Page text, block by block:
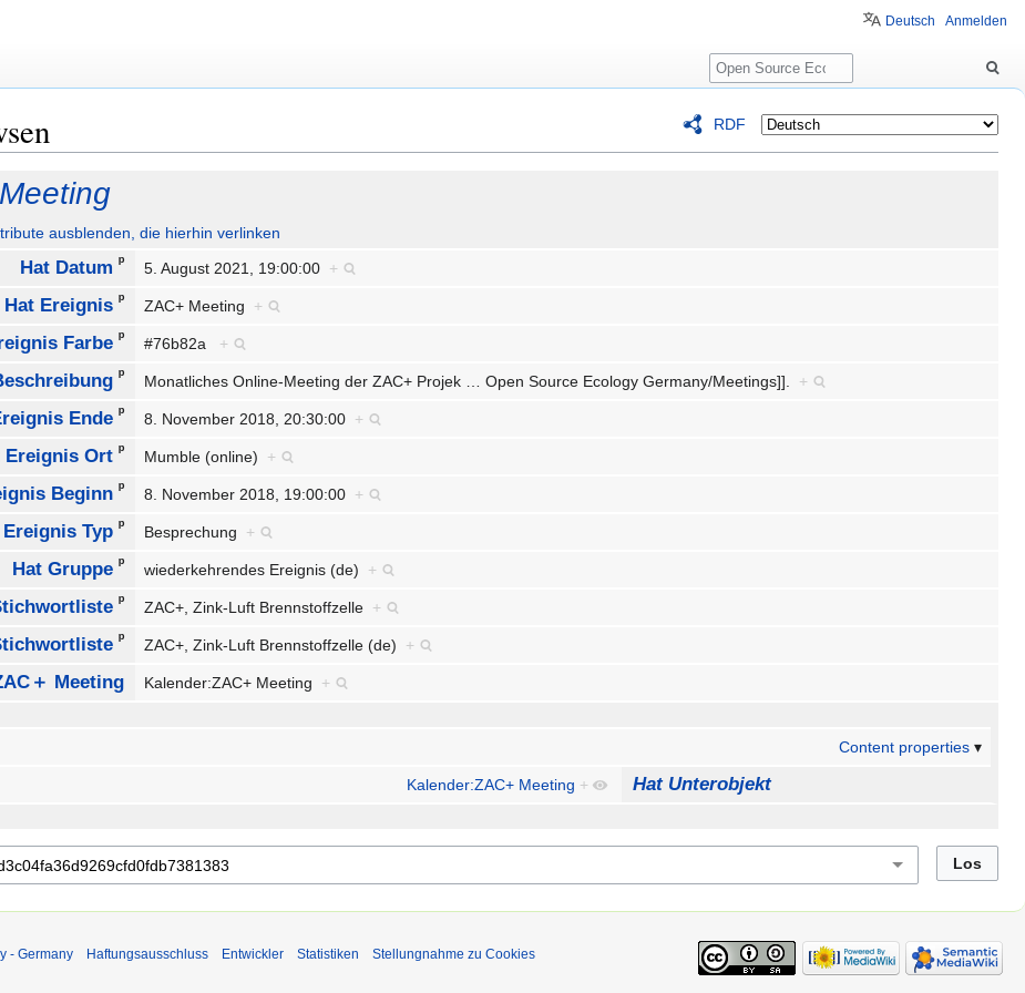
RDF
ausblenden, die hierhin verlinken
Hat Datum ᵖ 5. August 2021, 19:00:00 +
Hat Ereignis ᵖ ZAC+ Meeting +
Farbe ᵖ #76b82a +
ᵖ Monatliches Online-Meeting der ZAC+ Projek …Open Source Ecology Germany/Meetings]]. +
Ende ᵖ 8. November 2018, 20:30:00 +
Ereignis Ort ᵖ Mumble (online) +
Beginn ᵖ 8. November 2018, 19:00:00 +
Ereignis Typ ᵖ Besprechung +
Hat Gruppe ᵖ wiederkehrendes Ereignis (de) +
ᵖ ZAC+, Zink-Luft Brennstoffzelle +
ᵖ ZAC+, Zink-Luft Brennstoffzelle (de) +
＋ Meeting Kalender:ZAC+ Meeting +
Content properties
Kalender:ZAC+ Meeting + Hat Unterobjekt
Deutsch Anmelden
Suche
- Germany Haftungsausschluss Entwickler Statistiken Stellungnahme zu Cookies